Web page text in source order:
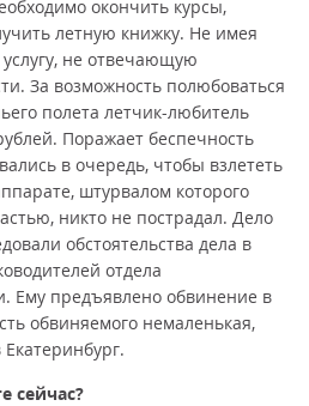
окончить курсы,
летную книжку. Не имея
не отвечающую
За возможность полюбоваться
полета летчик-любитель
Поражает беспечность
в очередь, чтобы взлететь
штурвалом которого
никто не пострадал. Дело
обстоятельства дела в
отдела
Ему предъявлено обвинение в
обвиняемого немаленькая,
сейчас?